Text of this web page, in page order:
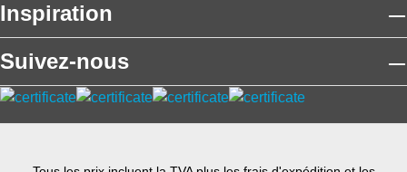
Inspiration
Suivez-nous